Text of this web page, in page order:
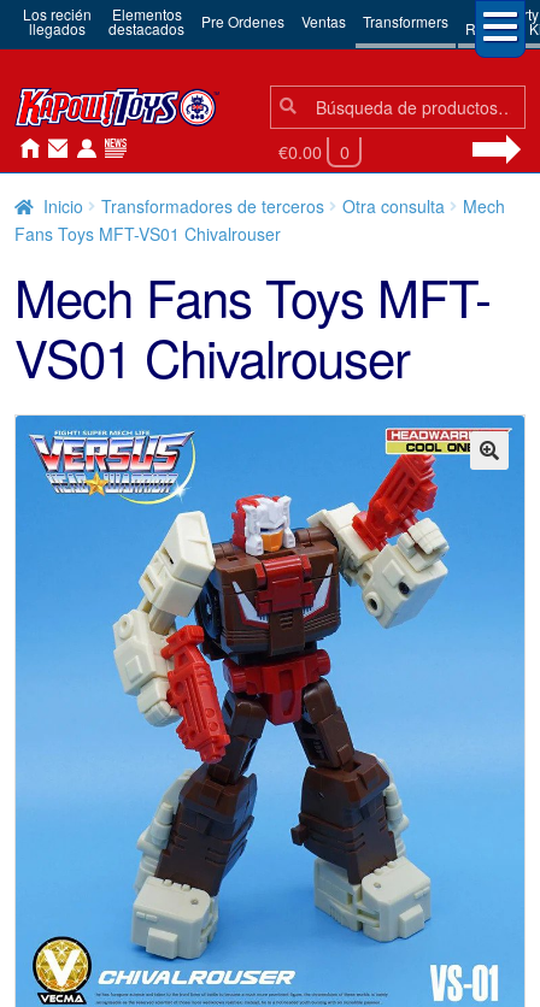
Los recién
llegados
Elementos
destacados Pre Ordenes Ventas Transformers 3rd Party
Robots &
Búsqueda:
Búsqueda
€0.00 0
Inicio Transformadores de terceros Otra consulta
Mech
Fans Toys MFT-VS01 Chivalrouser
Mech Fans Toys MFT-
VS01 Chivalrouser